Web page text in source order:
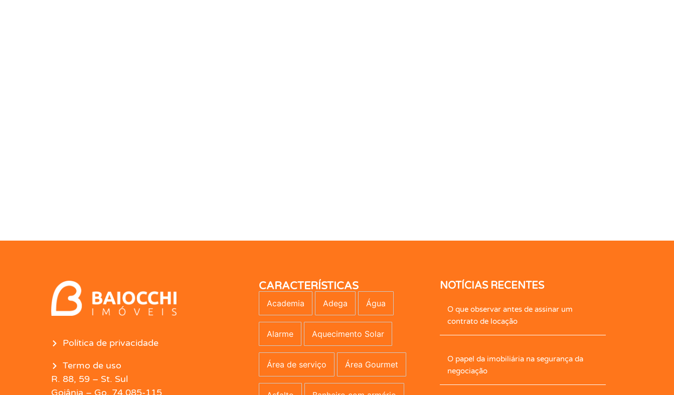
Política de privacidade
Termo de uso
R. 88, 59 – St. Sul
Goiânia – Go, 74.085-115
CARACTERÍSTICAS
Academia Adega Água
Alarme Aquecimento Solar
Área de serviço Área Gourmet
NOTÍCIAS RECENTES
O que observar antes de assinar um
contrato de locação
O papel da imobiliária na segurança da
negociação